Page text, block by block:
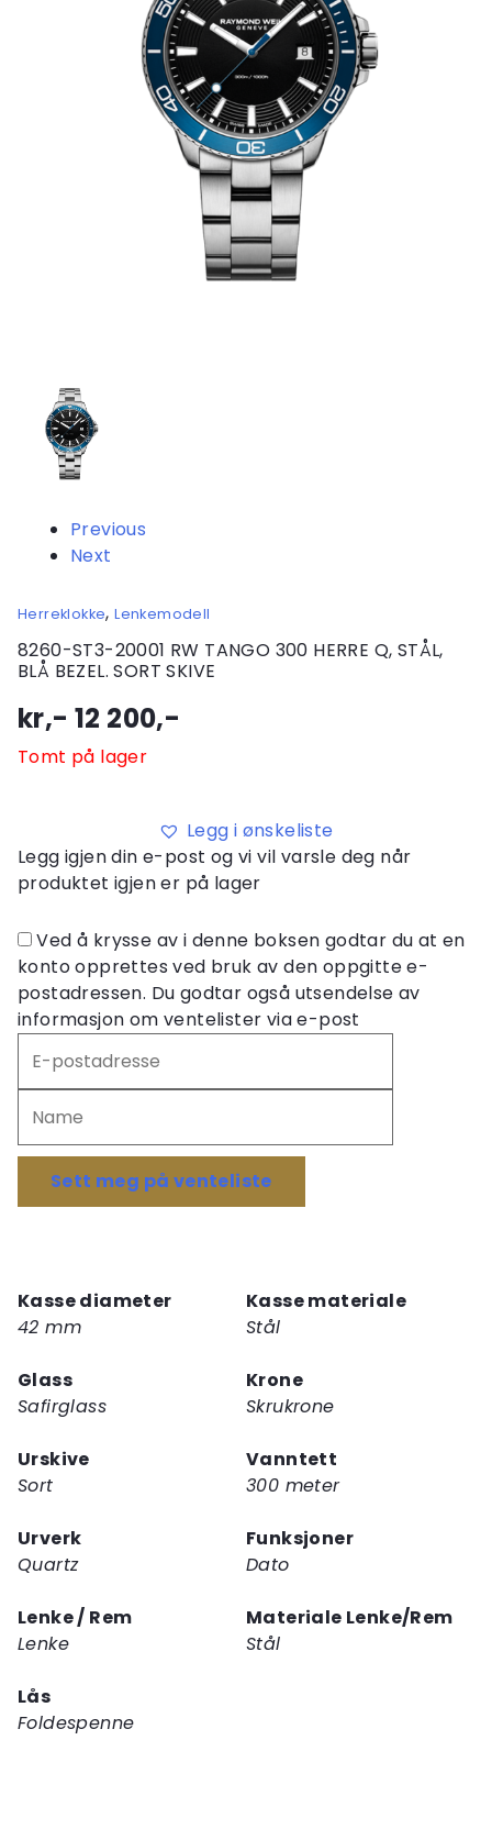
Previous
Next
Herreklokke,Lenkemodell
8260-ST3-20001 RW TANGO 300 HERRE Q, STÅL,
BLÅ BEZEL. SORT SKIVE
kr,- 12 200,-
Tomt på lager
Legg i ønskeliste
Legg igjen din e-post og vi vil varsle deg når
produktet igjen er på lager
Ved å krysse av i denne boksen godtar du at en
konto opprettes ved bruk av den oppgitte e-
postadressen. Du godtar også utsendelse av
informasjon om ventelister via e-post
inn
e-
postadressen
din
å
ventelisten
for
produktet
Sett meg på venteliste
Kasse diameter
42 mm
Kasse materiale
Stål
Glass
Safirglass
Krone
Skrukrone
Urskive
Sort
Vanntett
300 meter
Urverk
Quartz
Funksjoner
Dato
Lenke / Rem
Lenke
Materiale Lenke/Rem
Stål
Lås
Foldespenne